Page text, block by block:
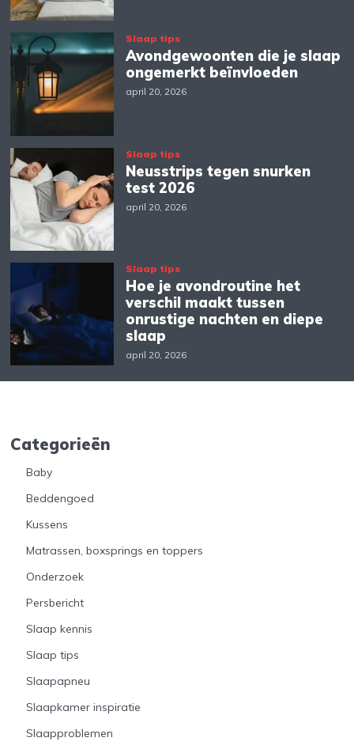
Slaap tips
Avondgewoonten die je slaap
ongemerkt beïnvloeden
april 20, 2026
Slaap tips
Neusstrips tegen snurken
test 2026
april 20, 2026
Slaap tips
Hoe je avondroutine het
verschil maakt tussen
onrustige nachten en diepe
slaap
april 20, 2026
Categorieën
Baby
Beddengoed
Kussens
Matrassen, boxsprings en toppers
Onderzoek
Persbericht
Slaap kennis
Slaap tips
Slaapapneu
Slaapkamer inspiratie
Slaapproblemen